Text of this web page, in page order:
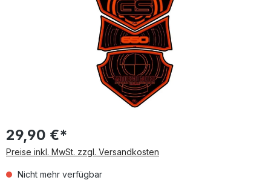
29,90 €*
Preise inkl. MwSt. zzgl. Versandkosten
Nicht mehr verfügbar